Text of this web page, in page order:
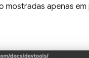
mostradas apenas